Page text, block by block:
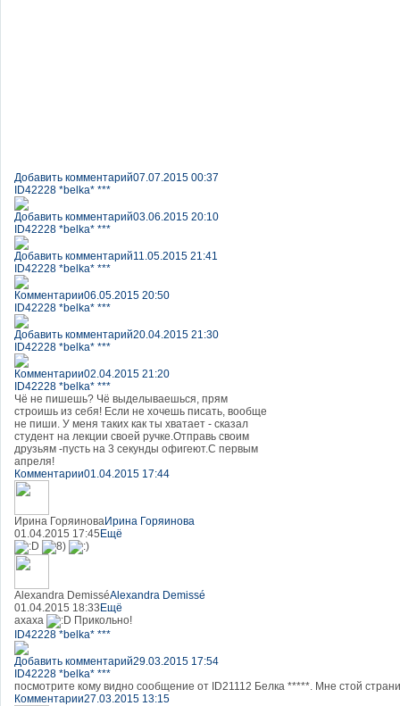
Добавить комментарий07.07.2015 00:37
ID42228 *belka* ***
Добавить комментарий03.06.2015 20:10
ID42228 *belka* ***
Добавить комментарий11.05.2015 21:41
ID42228 *belka* ***
Комментарии06.05.2015 20:50
ID42228 *belka* ***
Добавить комментарий20.04.2015 21:30
ID42228 *belka* ***
Комментарии02.04.2015 21:20
ID42228 *belka* ***
Чё не пишешь? Чё выделываешься, прям
строишь из себя! Если не хочешь писать, вообще
не пиши. У меня таких как ты хватает - сказал
студент на лекции своей ручке.Отправь своим
друзьям -пусть на 3 секунды офигеют.С первым
апреля!
Комментарии01.04.2015 17:44
Ирина ГоряиноваИрина Горяинова
01.04.2015 17:45 Ещё
Alexandra DemisséAlexandra Demissé
01.04.2015 18:33 Ещё
ахаха
Прикольно!
ID42228 *belka* ***
Добавить комментарий29.03.2015 17:54
ID42228 *belka* ***
посмотрите кому видно сообщение от ID21112 Белка *****. Мне стой
Комментарии27.03.2015 13:15